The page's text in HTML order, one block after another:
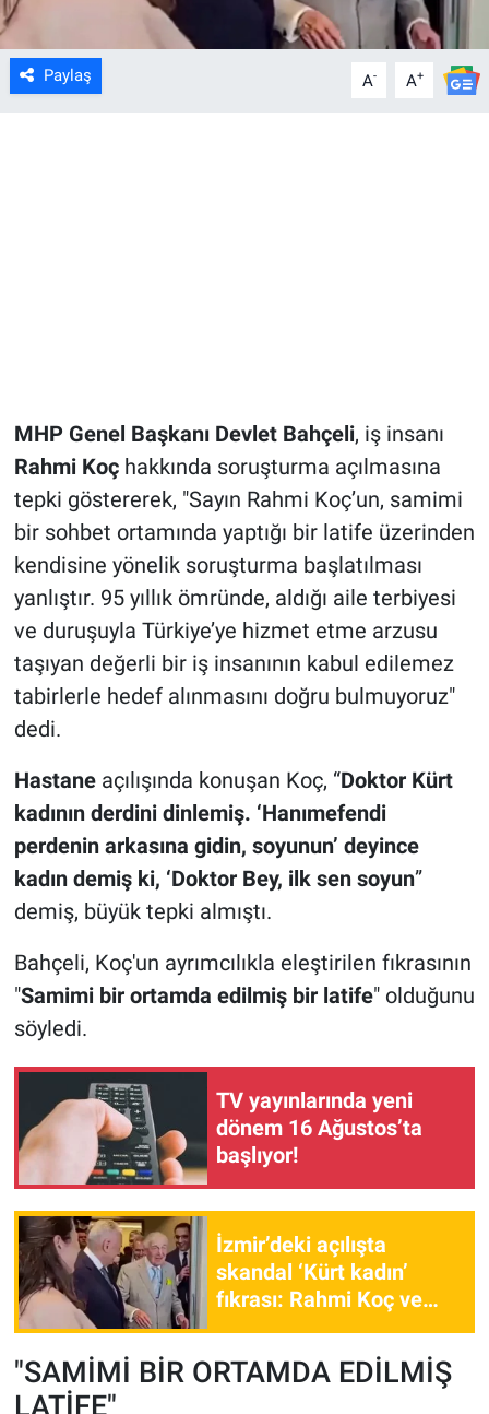
Paylaş A- A+
MHP Genel Başkanı Devlet Bahçeli, iş insanı
Rahmi Koçhakkında soruşturma açılmasına
tepki göstererek, "Sayın Rahmi Koç’un, samimi
bir sohbet ortamında yaptığı bir latife üzerinden
kendisine yönelik soruşturma başlatılması
yanlıştır. 95 yıllık ömründe, aldığı aile terbiyesi
ve duruşuyla Türkiye’ye hizmet etme arzusu
taşıyan değerli bir iş insanının kabul edilemez
tabirlerle hedef alınmasını doğru bulmuyoruz"
dedi.
Hastaneaçılışında konuşan Koç, “Doktor Kürt
kadının derdini dinlemiş. ‘Hanımefendi
perdenin arkasına gidin, soyunun’ deyince
kadın demiş ki, ‘Doktor Bey, ilk sen soyun”
demiş, büyük tepki almıştı.
Bahçeli, Koç'un ayrımcılıkla eleştirilen fıkrasının
"Samimi bir ortamda edilmiş bir latife" olduğunu
söyledi.
TV yayınlarında yeni
dönem 16 Ağustos’ta
başlıyor!
İzmir’deki açılışta
skandal ‘Kürt kadın’
fıkrası: Rahmi Koç ve
"SAMİMİ BİR ORTAMDA EDİLMİŞ
LATİFE"